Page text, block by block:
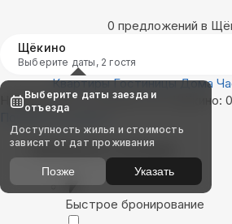
0 предложений в
Щёкино
Выберите даты, 2 гостя
Квартиры Гостиницы Дома
Найдём, где остановиться в Щёкино:
Показать на карте
Выбирайте лучшее
Быстрое бронирование
Выберите даты заезда и
отъезда
Доступность жилья и стоимость
зависят от дат проживания
Позже Указать